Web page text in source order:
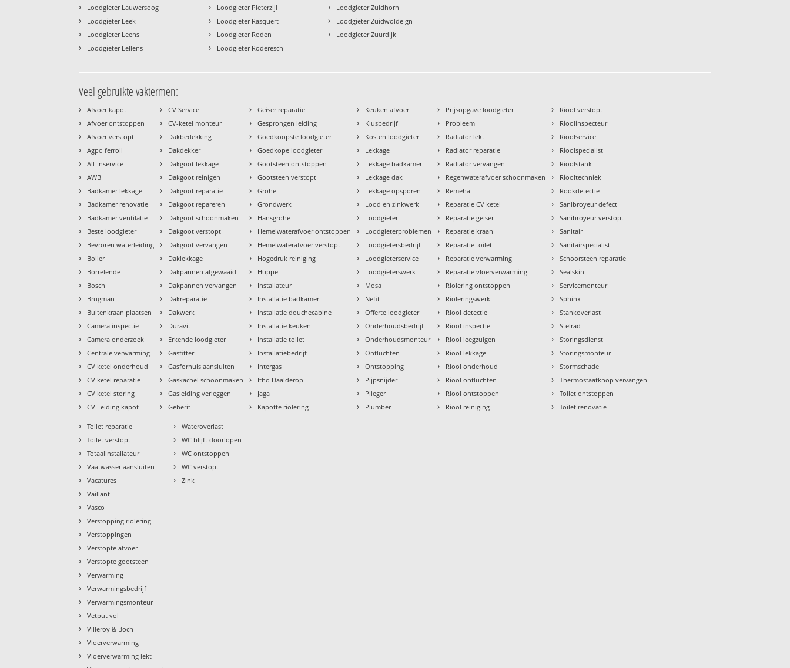
› Loodgieter Lauwersoog
› Loodgieter Leek
› Loodgieter Leens
› Loodgieter Lellens
› Loodgieter Pieterzijl
› Loodgieter Rasquert
› Loodgieter Roden
› Loodgieter Roderesch
› Loodgieter Zuidhorn
› Loodgieter Zuidwolde gn
› Loodgieter Zuurdijk
Veel gebruikte vaktermen:
› Afvoer kapot
› Afvoer ontstoppen
› Afvoer verstopt
› Agpo ferroli
› All-Inservice
› AWB
› Badkamer lekkage
› Badkamer renovatie
› Badkamer ventilatie
› Beste loodgieter
› Bevroren waterleiding
› Boiler
› Borrelende
› Bosch
› Brugman
› Buitenkraan plaatsen
› Camera inspectie
› Camera onderzoek
› Centrale verwarming
› CV ketel onderhoud
› CV ketel reparatie
› CV ketel storing
› CV Leiding kapot
› CV Service
› CV-ketel monteur
› Dakbedekking
› Dakdekker
› Dakgoot lekkage
› Dakgoot reinigen
› Dakgoot reparatie
› Dakgoot repareren
› Dakgoot schoonmaken
› Dakgoot verstopt
› Dakgoot vervangen
› Daklekkage
› Dakpannen afgewaaid
› Dakpannen vervangen
› Dakreparatie
› Dakwerk
› Duravit
› Erkende loodgieter
› Gasfitter
› Gasfornuis aansluiten
› Gaskachel schoonmaken
› Gasleiding verleggen
› Geberit
› Geiser reparatie
› Gesprongen leiding
› Goedkoopste loodgieter
› Goedkope loodgieter
› Gootsteen ontstoppen
› Gootsteen verstopt
› Grohe
› Grondwerk
› Hansgrohe
› Hemelwaterafvoer ontstoppen
› Hemelwaterafvoer verstopt
› Hogedruk reiniging
› Huppe
› Installateur
› Installatie badkamer
› Installatie douchecabine
› Installatie keuken
› Installatie toilet
› Installatiebedrijf
› Intergas
› Itho Daalderop
› Jaga
› Kapotte riolering
› Keuken afvoer
› Klusbedrijf
› Kosten loodgieter
› Lekkage
› Lekkage badkamer
› Lekkage dak
› Lekkage opsporen
› Lood en zinkwerk
› Loodgieter
› Loodgieterproblemen
› Loodgietersbedrijf
› Loodgieterservice
› Loodgieterswerk
› Mosa
› Nefit
› Offerte loodgieter
› Onderhoudsbedrijf
› Onderhoudsmonteur
› Ontluchten
› Ontstopping
› Pijpsnijder
› Plieger
› Plumber
› Prijsopgave loodgieter
› Probleem
› Radiator lekt
› Radiator reparatie
› Radiator vervangen
› Regenwaterafvoer schoonmaken
› Remeha
› Reparatie CV ketel
› Reparatie geiser
› Reparatie kraan
› Reparatie toilet
› Reparatie verwarming
› Reparatie vloerverwarming
› Riolering ontstoppen
› Rioleringswerk
› Riool detectie
› Riool inspectie
› Riool leegzuigen
› Riool lekkage
› Riool onderhoud
› Riool ontluchten
› Riool ontstoppen
› Riool reiniging
› Riool verstopt
› Rioolinspecteur
› Rioolservice
› Rioolspecialist
› Rioolstank
› Riooltechniek
› Rookdetectie
› Sanibroyeur defect
› Sanibroyeur verstopt
› Sanitair
› Sanitairspecialist
› Schoorsteen reparatie
› Sealskin
› Servicemonteur
› Sphinx
› Stankoverlast
› Stelrad
› Storingsdienst
› Storingsmonteur
› Stormschade
› Thermostaatknop vervangen
› Toilet ontstoppen
› Toilet renovatie
› Toilet reparatie
› Toilet verstopt
› Totaalinstallateur
› Vaatwasser aansluiten
› Vacatures
› Vaillant
› Vasco
› Verstopping riolering
› Verstoppingen
› Verstopte afvoer
› Verstopte gootsteen
› Verwarming
› Verwarmingsbedrijf
› Verwarmingsmonteur
› Vetput vol
› Villeroy & Boch
› Vloerverwarming
› Vloerverwarming lekt
› Wateroverlast
› WC blijft doorlopen
› WC ontstoppen
› WC verstopt
› Zink